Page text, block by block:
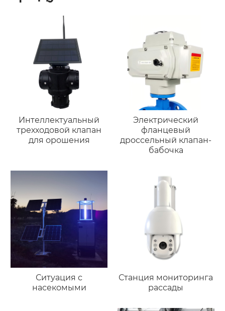
Интеллектуальный
трехходовой клапан
для орошения
Электрический
фланцевый
дроссельный клапан-
бабочка
Ситуация с
насекомыми
Станция мониторинга
рассады